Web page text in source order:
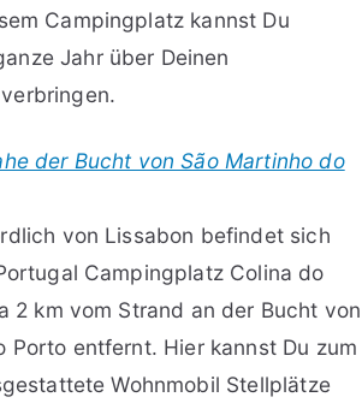
Campingplatz kannst Du
Jahr über Deinen
der Bucht von São Martinho do
von Lissabon befindet sich
Campingplatz Colina do
2 km vom Strand an der Bucht von
Porto entfernt. Hier kannst Du zum
Wohnmobil Stellplätze